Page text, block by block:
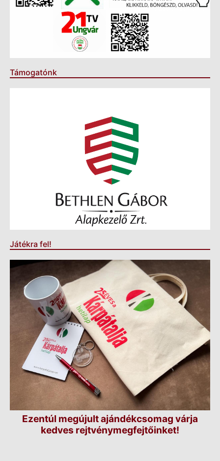
Támogatónk
Játékra fel!
Ezentúl megújult ajándékcsomag várja
kedves rejtvénymegfejtőinket!